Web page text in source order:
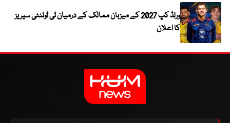
ورلڈ کپ 2027 کے میزبان ممالک کے درمیان ٹی ٹوئنٹی سیریز
کا اعلان